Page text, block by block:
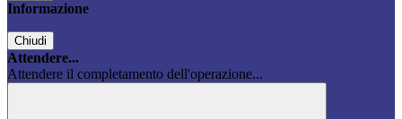
Informazione
Chiudi
Attendere...
Attendere il completamento dell'operazione...